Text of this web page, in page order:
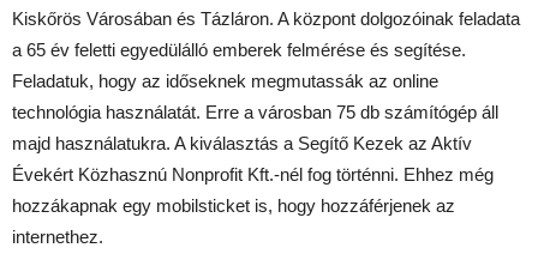
Kiskőrös Városában és Tázláron. A központ dolgozóinak feladata
a 65 év feletti egyedülálló emberek felmérése és segítése.
Feladatuk, hogy az időseknek megmutassák az online
technológia használatát. Erre a városban 75 db számítógép áll
majd használatukra. A kiválasztás a Segítő Kezek az Aktív
Évekért Közhasznú Nonprofit Kft.-nél fog történni. Ehhez még
hozzákapnak egy mobilsticket is, hogy hozzáférjenek az
internethez.